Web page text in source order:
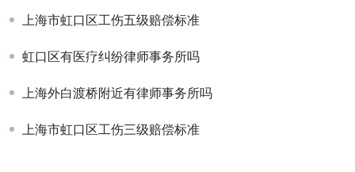
上海市虹口区工伤五级赔偿标准
虹口区有医疗纠纷律师事务所吗
上海外白渡桥附近有律师事务所吗
上海市虹口区工伤三级赔偿标准